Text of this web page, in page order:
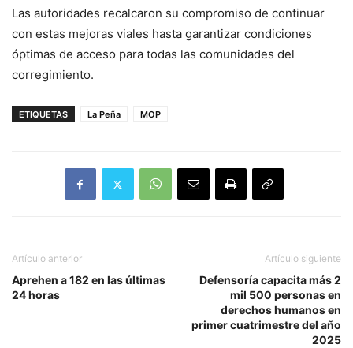
Las autoridades recalcaron su compromiso de continuar
con estas mejoras viales hasta garantizar condiciones
óptimas de acceso para todas las comunidades del
corregimiento.
ETIQUETAS La Peña MOP
Artículo anterior
Aprehen a 182 en las últimas
24 horas
Artículo siguiente
Defensoría capacita más 2
mil 500 personas en
derechos humanos en
primer cuatrimestre del año
2025